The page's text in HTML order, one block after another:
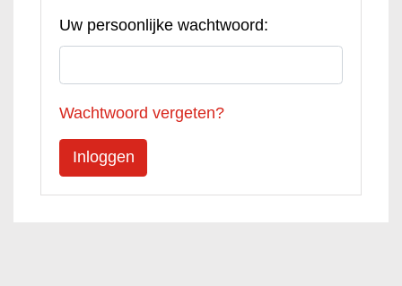
Uw persoonlijke wachtwoord:
Wachtwoord vergeten?